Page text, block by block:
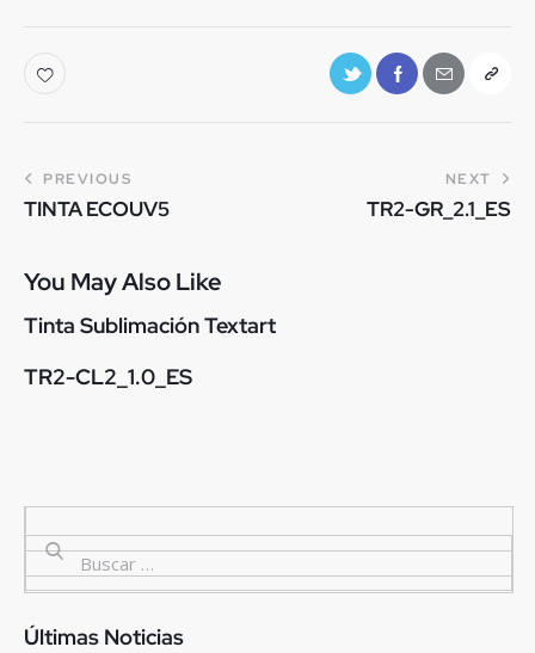
PREVIOUS
TINTA ECOUV5
NEXT
TR2-GR_2.1_ES
You May Also Like
Tinta Sublimación Textart
TR2-CL2_1.0_ES
Últimas Noticias